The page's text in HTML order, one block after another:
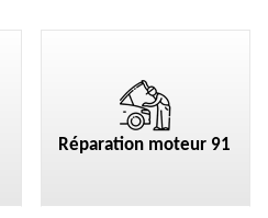
Réparation moteur 91